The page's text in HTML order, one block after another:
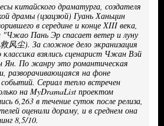
китайского драматурга, создателя
драмы (цзацзюй) Гуань Ханьцин
в середине и конце XIII века,
"Чжао Пань Эр спасает ветер и луну
风尘). За сложное дело экранизация
классика взялись сценарист Чжан Вэй
Ян. По жанру это романтическая
разворачивающаяся на фоне
Сериал тепло встречен
на MyDramaList проектом
6,263 в течение суток после релиза,
оценили дораму, и в среднем она
8,5/10.